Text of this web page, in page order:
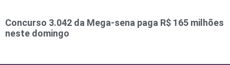
Concurso 3.042 da Mega-sena paga R$ 165 milhões
neste domingo